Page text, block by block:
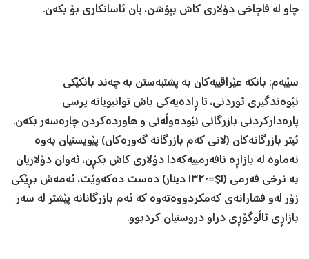
چاو لە قاچاخی دۆلاری کاش بپۆشن، یان ئاسانکاری بۆ بکەن.
سێیەم: بانکە عێراقییەکان بە پشتبەستن بە چەند بانکێکی
نێوەندگیری ئوردنی، تا ڕادەیەکی باش توانیویانە پرسی
پارەدارکردنی بازرگانی نێودەوڵەتی و هاوردەکردن چارەسەر بکەن.
ئیتر بازرگانەکان (لانی کەم بازرگانە گەورەکان) پێویستیان بەوە
نەماوە لە بازاڕە نافەرمییەکەدا دۆلاری کاش بکڕن، ئەوان دۆلاریان
بە نرخی فەرمی (١$=١٣٢٠ دینار) دەست دەکەوێت، ئەمەش بڕێکی
زۆر لەو فشارانەی کەمکردووەتەوە کە ئەم بازرگانانە پێشتر لە سەر
بازاڕی ئاڵوگۆڕی دراو دروستیان کردبوو.